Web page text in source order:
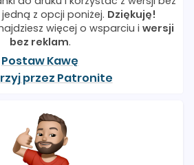
z opcji poniżej. Dziękuję!
więcej o wsparciu i wersji
bez reklam.
Postaw Kawę
przez Patronite